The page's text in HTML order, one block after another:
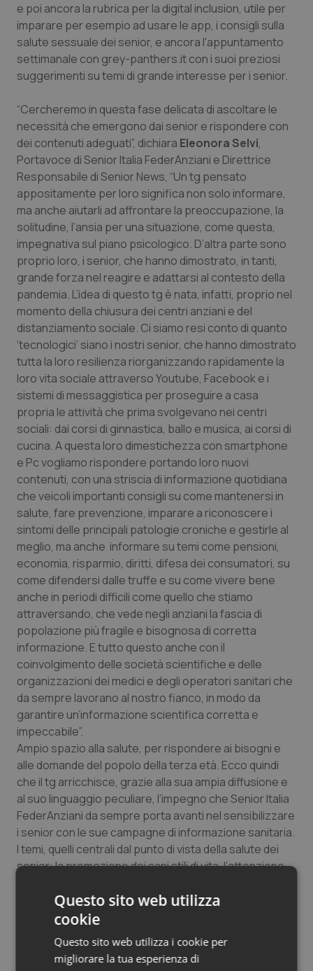
Molise
Piemonte
Provincia Autonoma di Trento
Puglia
Sardegna
Sicilia
Toscana
Umbria
Valle D’Aosta
Veneto
Epatiti
HIV
Ipertensione & Scompenso
Malattie rare
Malattia di Crohn & Rettocolite Ulcerosa
Neuroscienze & patologie neurodegenerative
Obesità
Oftalmologia
Oncodermatologia
Oncoematologia
Oncologia & Nutrizione
Psoriasi & pelle
Quotidiano Cardiologia
Quotidiano Chirurgia
Quotidiano Oncologia
Quotidiano Pediatria
Rene & patologie urogenitali
Salute orale & impianti
Sangue & coagulazione
Tiroide
Tumore al seno
Tumore ovarico
Tumori del Polmone & Testa Collo
Tumori gastrointestinali
Ulcera & Reflusso
Vaccini
e poi ancora la rubrica per la digital inclusion, utile per
imparare per esempio ad usare le app, i consigli sulla
salute sessuale dei senior, e ancora l'appuntamento
settimanale con grey-panthers.it con i suoi preziosi
suggerimenti su temi di grande interesse per i senior.
“Cercheremo in questa fase delicata di ascoltare le
necessità che emergono dai senior e rispondere con
dei contenuti adeguati”, dichiara Eleonora Selvi,
Portavoce di Senior Italia FederAnziani e Direttrice
Responsabile di Senior News, “Un tg pensato
appositamente per loro significa non solo informare,
ma anche aiutarli ad affrontare la preoccupazione, la
solitudine, l’ansia per una situazione, come questa,
impegnativa sul piano psicologico. D’altra parte sono
proprio loro, i senior, che hanno dimostrato, in tanti,
grande forza nel reagire e adattarsi al contesto della
pandemia. L’idea di questo tg è nata, infatti, proprio nel
momento della chiusura dei centri anziani e del
distanziamento sociale. Ci siamo resi conto di quanto
‘tecnologici’ siano i nostri senior, che hanno dimostrato
tutta la loro resilienza riorganizzando rapidamente la
loro vita sociale attraverso Youtube, Facebook e i
sistemi di messaggistica per proseguire a casa
propria le attività che prima svolgevano nei centri
sociali: dai corsi di ginnastica, ballo e musica, ai corsi di
cucina. A questa loro dimestichezza con smartphone
e Pc vogliamo rispondere portando loro nuovi
contenuti, con una striscia di informazione quotidiana
che veicoli importanti consigli su come mantenersi in
salute, fare prevenzione, imparare a riconoscere i
sintomi delle principali patologie croniche e gestirle al
meglio, ma anche informare su temi come pensioni,
economia, risparmio, diritti, difesa dei consumatori, su
come difendersi dalle truffe e su come vivere bene
anche in periodi difficili come quello che stiamo
attraversando, che vede negli anziani la fascia di
popolazione più fragile e bisognosa di corretta
informazione. E tutto questo anche con il
coinvolgimento delle società scientifiche e delle
organizzazioni dei medici e degli operatori sanitari che
da sempre lavorano al nostro fianco, in modo da
garantire un’informazione scientifica corretta e
impeccabile”.
Ampio spazio alla salute, per rispondere ai bisogni e
alle domande del popolo della terza età. Ecco quindi
che il tg arricchisce, grazie alla sua ampia diffusione e
al suo linguaggio peculiare, l’impegno che Senior Italia
FederAnziani da sempre porta avanti nel sensibilizzare
i senior con le sue campagne di informazione sanitaria.
I temi, quelli centrali dal punto di vista della salute dei
senior: la promozione dei sani stili di vita, l’attenzione
respiratorie, l’asma, l’asma grave, la bpco, le patologie
oncologiche, il tumore del polmone o carcinoma
cardiaco, l’ipertrofia prostatica benigna, la cistite, la
fragilità ossea, le patologie delle valvole cardiache,
Questo sito web utilizza
cookie
Questo sito web utilizza i cookie per
migliorare la tua esperienza di